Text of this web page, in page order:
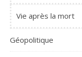
Vie après la mort
Géopolitique